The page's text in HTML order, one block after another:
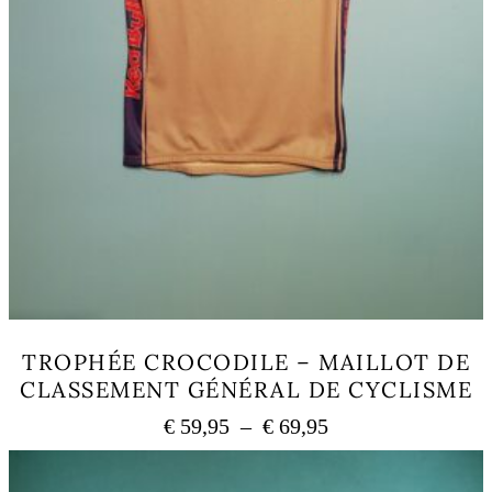
TROPHÉE CROCODILE – MAILLOT DE
CLASSEMENT GÉNÉRAL DE CYCLISME
€ 59,95 – € 69,95Plage
de